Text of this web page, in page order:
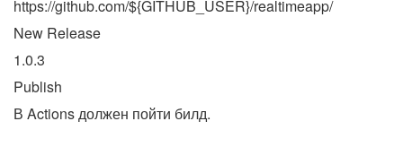
https://github.com/${GITHUB_USER}/realtimeapp/
New Release
1.0.3
Publish
В Actions должен пойти билд.